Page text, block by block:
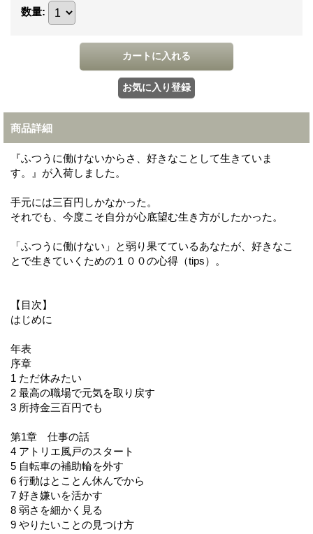
数量:
商品詳細
『ふつうに働けないからさ、好きなことして生きていま
す。』が入荷しました。
手元には三百円しかなかった。
それでも、今度こそ自分が心底望む生き方がしたかった。
「ふつうに働けない」と弱り果てているあなたが、好きなこ
とで生きていくための１００の心得（tips）。
【目次】
はじめに
年表
序章
1 ただ休みたい
2 最高の職場で元気を取り戻す
3 所持金三百円でも
第1章 仕事の話
4 アトリエ風戸のスタート
5 自転車の補助輪を外す
6 行動はとことん休んでから
7 好き嫌いを活かす
8 弱さを細かく見る
9 やりたいことの見つけ方